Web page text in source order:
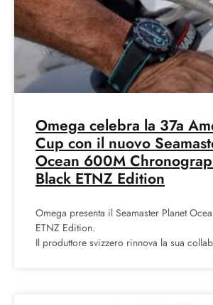
Omega celebra la 37a
Cup con il nuovo
Ocean 600M
Black ETNZ Edition
Omega presenta il Seamaster Planet
ETNZ Edition.
Il produttore svizzero rinnova la sua